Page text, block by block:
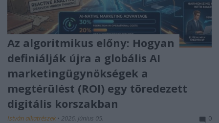
Az algoritmikus előny: Hogyan
definiálják újra a globális AI
marketingügynökségek a
megtérülést (ROI) egy töredezett
digitális korszakban
István alkatrészek • 2026. június 05. 0